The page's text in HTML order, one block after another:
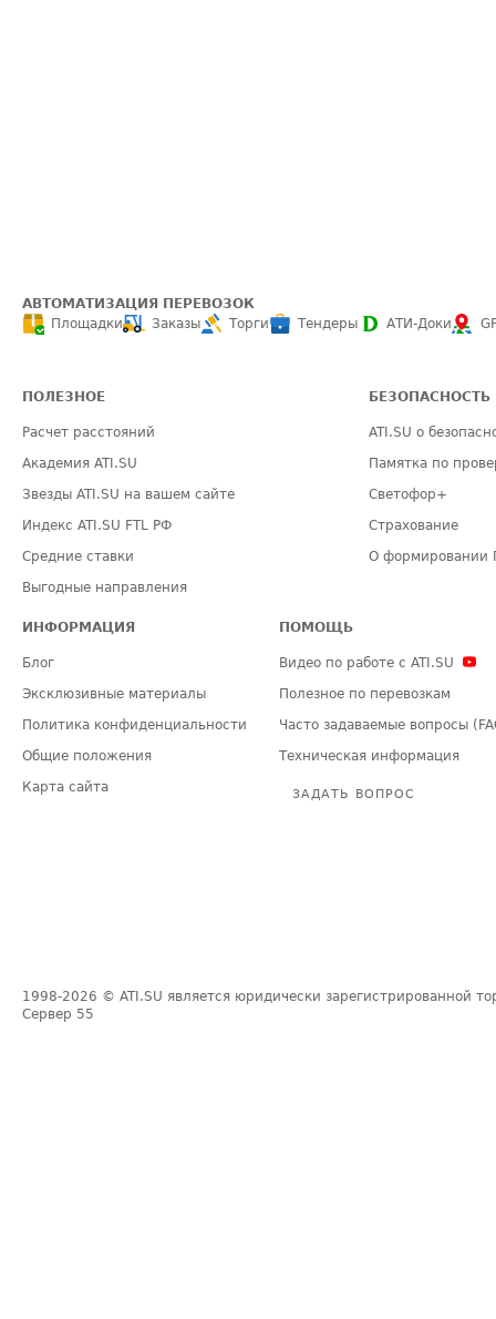
АВТОМАТИЗАЦИЯ ПЕРЕВОЗОК
Площадки
Заказы Торги Тендеры АТИ-Доки
ПОЛЕЗНОЕ
Расчет расстояний
Академия ATI.SU
Звезды ATI.SU на вашем сайте
Индекс ATI.SU FTL РФ
Средние ставки
Выгодные направления
БЕЗОПАСНОСТЬ
ATI.SU о
Памятка по
Светофор+
Страхование
О формировании
ИНФОРМАЦИЯ
Блог
Эксклюзивные материалы
Политика конфиденциальности
Общие положения
Карта сайта
ПОМОЩЬ
Видео по работе с ATI.SU
Полезное по перевозкам
Часто задаваемые вопросы
Техническая информация
ЗАДАТЬ ВОПРОС
1998-2026 © ATI.SU является юридически зарегистрированной
Сервер 55